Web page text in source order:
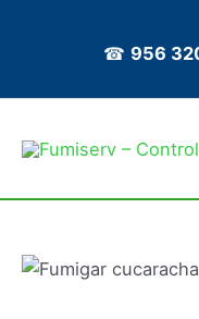
☎ 956